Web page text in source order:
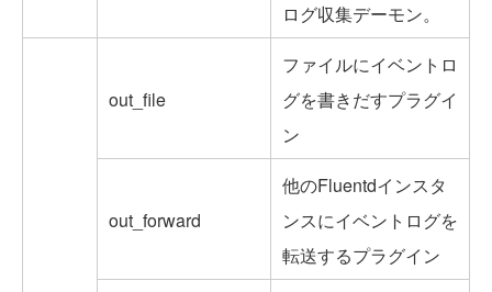
ログ収集デーモン。
out_file
ファイルにイベントロ
グを書きだすプラグイ
ン
out_forward
他のFluentdインスタ
ンスにイベントログを
転送するプラグイン